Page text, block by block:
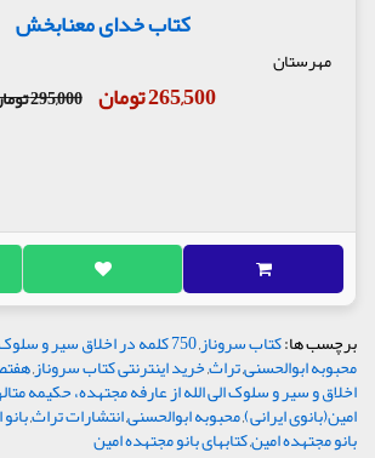
کتاب خدای معنابخش
مهرستان
265,500 تومان 295,000 تومان
برچسب ها:کتاب سروناز,750 کلمه در اخلاق سیر و سلوک الی الله
محبوبه ابوالحسنی,تراث,خرید اینترنتی کتاب سروناز,
اخلاق و سیر و سلوک الی الله از عارفه مجتهده، حکیمه
امین(بانوی ایرانی),محبوبه ابوالحسنی,انتشارات تراث,
بانو مجتهده امین,کتابهای بانو مجتهده امین